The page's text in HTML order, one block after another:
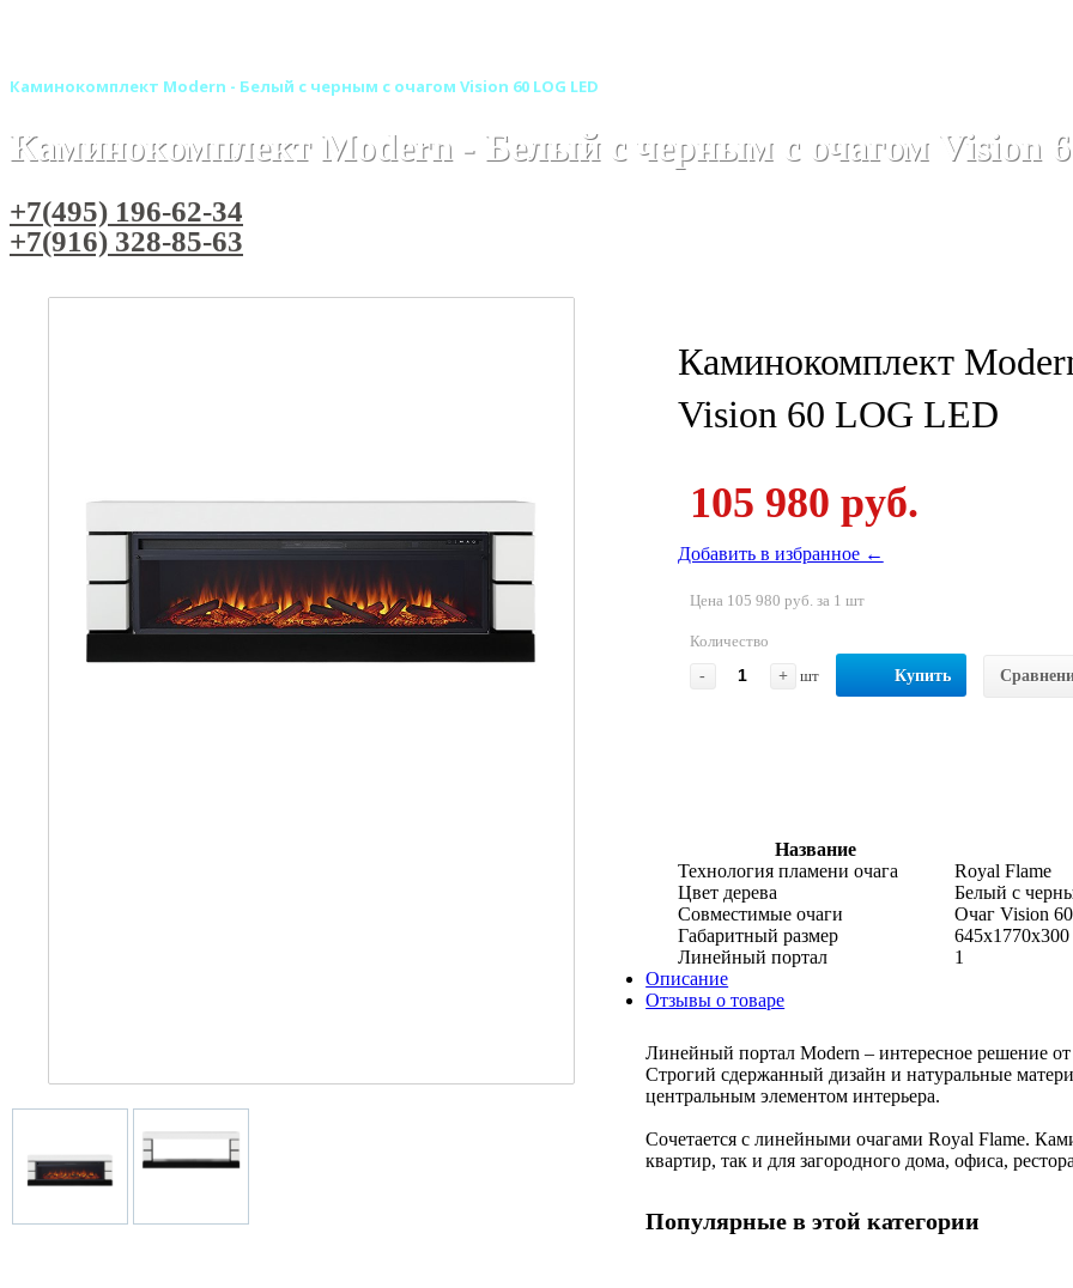
Каминокомплект Modern - Белый с черным с очагом Vision 60 LOG LED
Каминокомплект Modern - Белый с черным с очагом Vision
+7(495) 196-62-34
+7(916) 328-85-63
Каминокомплект
Vision 60 LOG LED
105 980 руб.
Добавить в избранное ←
Цена 105 980 руб. за 1 шт
Количество
-
+ шт Купить
Название
Технология пламени очага
Royal Flame
Цвет дерева
Белый с
Совместимые очаги
Очаг Vision
Габаритный размер
645x1770x300
Линейный портал
1
Описание
Отзывы о товаре
Линейный портал Modern – интересное решение
Строгий сдержанный дизайн и натуральные
центральным элементом интерьера.
Сочетается с линейными очагами Royal Flame.
квартир, так и для загородного дома, офиса,
Популярные в этой категории